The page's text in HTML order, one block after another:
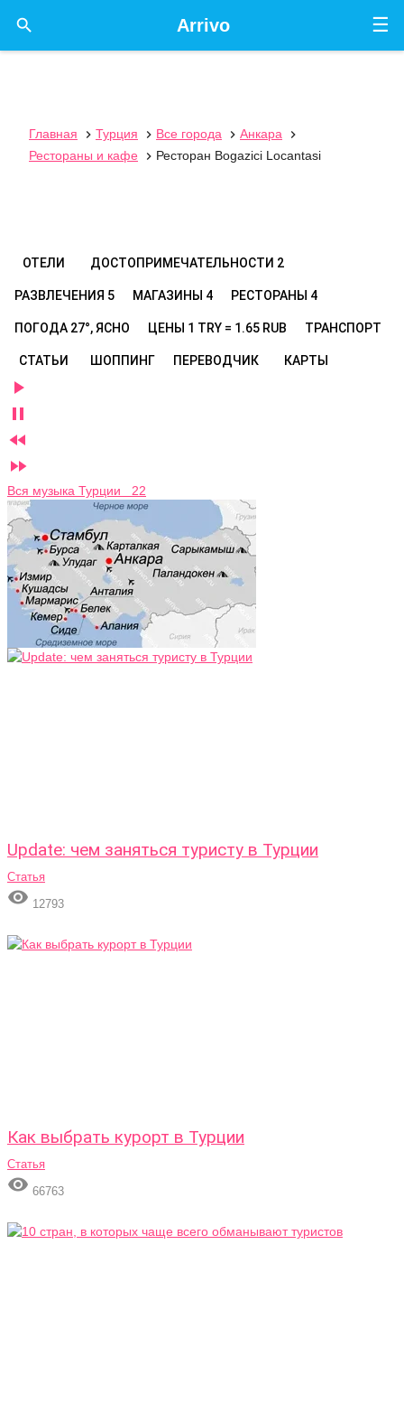
☰
Arrivo

Главная  Турция  Все города  Анкара

Рестораны и кафе
 Ресторан Bogazici Locantasi
ОТЕЛИ ДОСТОПРИМЕЧАТЕЛЬНОСТИ 2
РАЗВЛЕЧЕНИЯ 5 МАГАЗИНЫ 4 РЕСТОРАНЫ 4
ПОГОДА 27°, ЯСНО ЦЕНЫ 1 TRY = 1.65 RUB ТРАНСПОРТ
СТАТЬИ ШОППИНГ ПЕРЕВОДЧИК КАРТЫ




Вся музыка Турции 22
Update: чем заняться туристу в Турции
Статья
 12793
Как выбрать курорт в Турции
Статья
 66763